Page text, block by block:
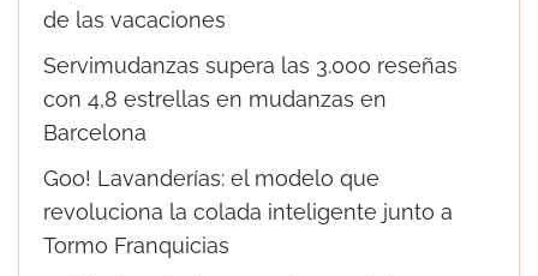
de las vacaciones
Servimudanzas supera las 3.000 reseñas
con 4,8 estrellas en mudanzas en
Barcelona
Goo! Lavanderías: el modelo que
revoluciona la colada inteligente junto a
Tormo Franquicias